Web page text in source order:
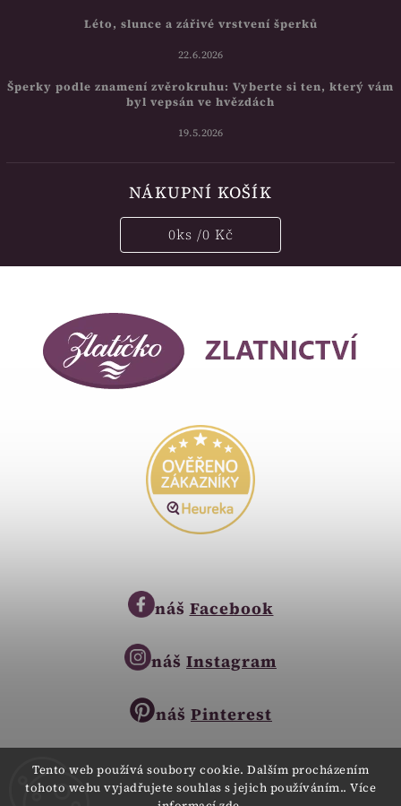
Tento web používá soubory cookie. Dalším procházením
tohoto webu vyjadřujete souhlas s jejich používáním.. Více
Léto, slunce a zářivé vrstvení šperků
22.6.2026
Šperky podle znamení zvěrokruhu: Vyberte si ten, který vám
byl vepsán ve hvězdách
19.5.2026
NÁKUPNÍ KOŠÍK
0ks /0 Kč
náš Facebook
náš Instagram
náš Pinterest
Copyright © 2023